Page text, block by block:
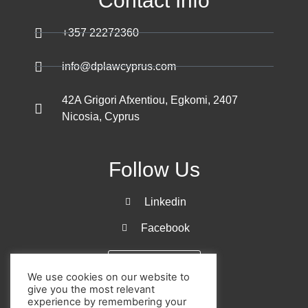
+357 22272360
info@dplawcyprus.com
42A Grigori Afxentiou, Egkomi, 2407
Nicosia, Cyprus
Follow Us
Linkedin
Facebook
We use cookies on our website to
give you the most relevant
experience by remembering your